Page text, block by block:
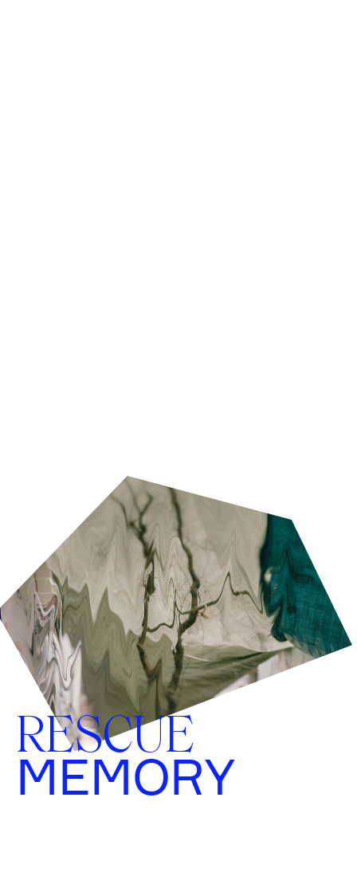
RESCUE
MEMORY